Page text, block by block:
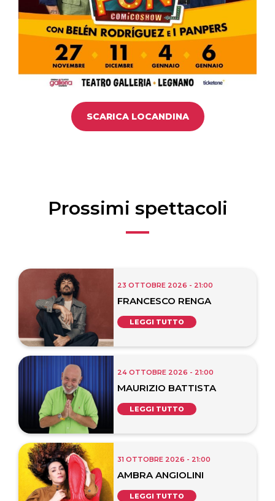
SCARICA LOCANDINA
Prossimi spettacoli
23 OTTOBRE 2026 - 21:00
FRANCESCO RENGA
LEGGI TUTTO
24 OTTOBRE 2026 - 21:00
MAURIZIO BATTISTA
LEGGI TUTTO
31 OTTOBRE 2026 - 21:00
AMBRA ANGIOLINI
LEGGI TUTTO